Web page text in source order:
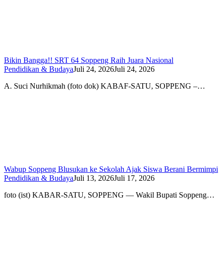
Bikin Bangga!! SRT 64 Soppeng Raih Juara Nasional
Pendidikan & BudayaJuli 24, 2026Juli 24, 2026
A. Suci Nurhikmah (foto dok) KABAF-SATU, SOPPENG –…
Wabup Soppeng Blusukan ke Sekolah Ajak Siswa Berani Bermimpi
Pendidikan & BudayaJuli 13, 2026Juli 17, 2026
foto (ist) KABAR-SATU, SOPPENG — Wakil Bupati Soppeng…